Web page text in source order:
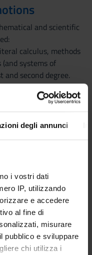
degli annunci
i vostri dati
IP, utilizzando
e accedere
al fine di
misurare
pubblico e sviluppare
chi utilizza i
and scientific
calculus, methods
systems of
second degree.
and solid figures and
of geometric
graphs.
constructed with
functions with
graphing modes.
and logical